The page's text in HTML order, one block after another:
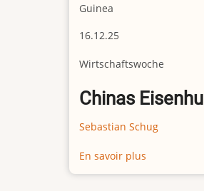
Guinea
16.12.25
Wirtschaftswoche
Chinas
Sebastian Schug
En savoir plus
Eisenmine